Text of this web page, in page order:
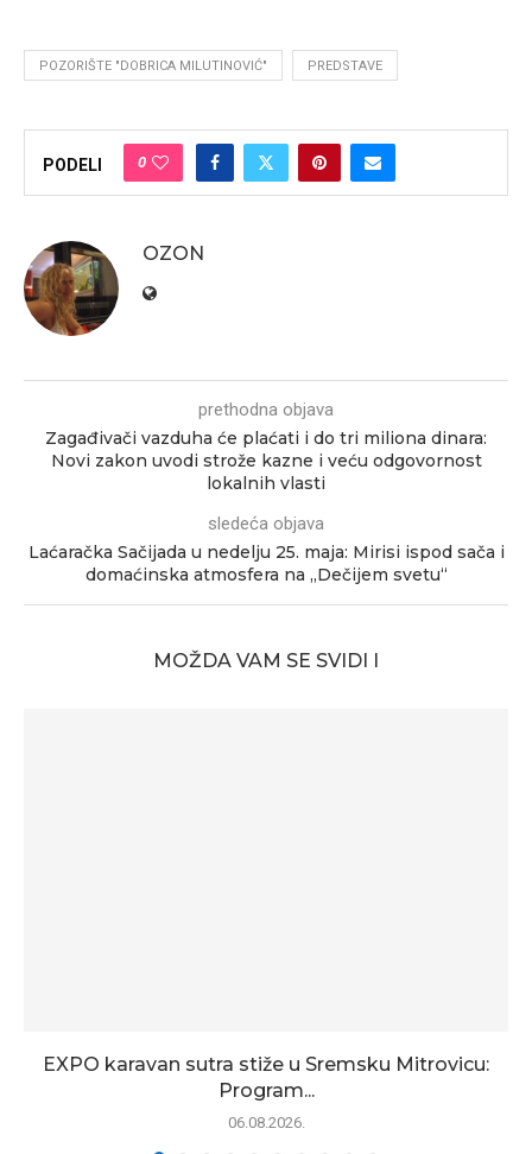
POZORIŠTE "DOBRICA MILUTINOVIĆ" PREDSTAVE
PODELI 0
OZON
prethodna objava
Zagađivači vazduha će plaćati i do tri miliona dinara:
Novi zakon uvodi strože kazne i veću odgovornost
lokalnih vlasti
sledeća objava
Laćaračka Sačijada u nedelju 25. maja: Mirisi ispod sača i
domaćinska atmosfera na „Dečijem svetu“
MOŽDA VAM SE SVIDI I
EXPO karavan sutra stiže u Sremsku Mitrovicu:
Program...
06.08.2026.